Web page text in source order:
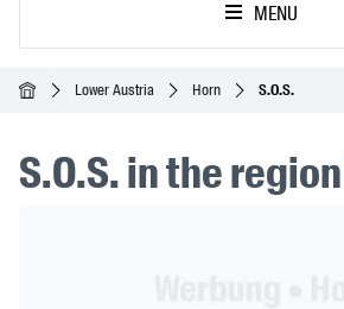
MENU
HomepageLower Austria Horn S.O.S.
S.O.S. in the region